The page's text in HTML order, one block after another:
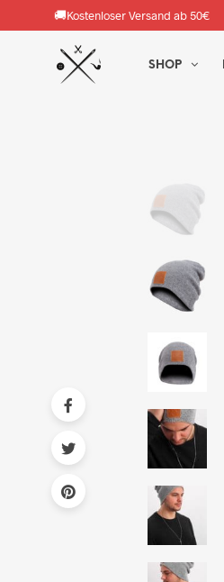
🚚Kostenloser Versand ab 50€
SHOP